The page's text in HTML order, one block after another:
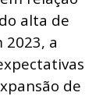
alta de
2023, a
de